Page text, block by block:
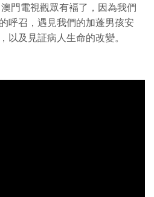
門電視觀眾有褔了，因為我們
呼召，遇見我們的加蓬男孩安
以及見証病人生命的改變。